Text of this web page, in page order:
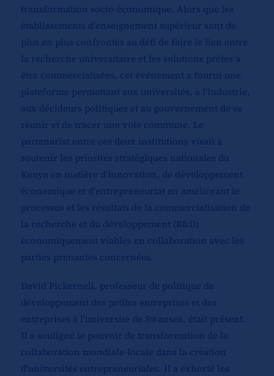
transformation socio-économique. Alors que les
établissements d'enseignement supérieur sont de
plus en plus confrontés au défi de faire le lien entre
la recherche universitaire et les solutions prêtes à
être commercialisées, cet événement a fourni une
plateforme permettant aux universités, à l'industrie,
aux décideurs politiques et au gouvernement de se
réunir et de tracer une voie commune. Le
partenariat entre ces deux institutions visait à
soutenir les priorités stratégiques nationales du
Kenya en matière d'innovation, de développement
économique et d'entrepreneuriat en améliorant le
processus et les résultats de la commercialisation de
la recherche et du développement (R&D)
économiquement viables en collaboration avec les
parties prenantes concernées.
David Pickernell, professeur de politique de
développement des petites entreprises et des
entreprises à l'université de Swansea, était présent.
Il a souligné le pouvoir de transformation de la
collaboration mondiale-locale dans la création
d'universités entrepreneuriales. Il a exhorté les